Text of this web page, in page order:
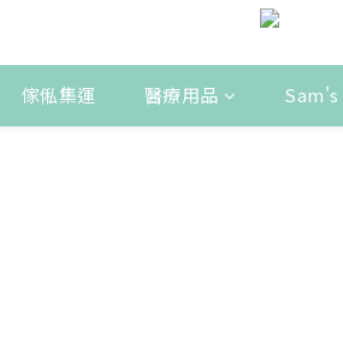
傢俬集運 醫療用品 Sam's